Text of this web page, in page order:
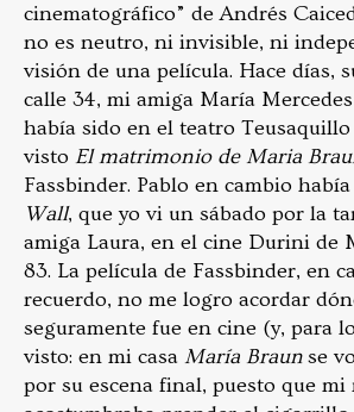
cinematográfico” de Andrés
no es neutro, ni invisible, ni
visión de una película. Hace días,
calle 34, mi amiga María
había sido en el teatro
visto El matrimonio de Maria
Fassbinder. Pablo en cambio
Wall, que yo vi un sábado por la
amiga Laura, en el cine Durini de
83. La película de Fassbinder, en
recuerdo, no me logro acordar
seguramente fue en cine (y, para
visto: en mi casa María Braunse
por su escena final, puesto que mi